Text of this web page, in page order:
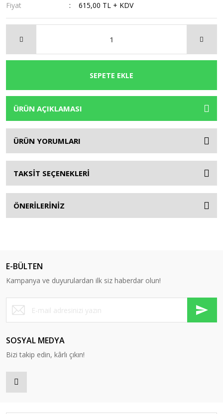
Fiyat
615,00 TL + KDV
SEPETE EKLE
ÜRÜN AÇIKLAMASI
ÜRÜN YORUMLARI
TAKSİT SEÇENEKLERİ
ÖNERİLERİNİZ
E-BÜLTEN
Kampanya ve duyurulardan ilk siz haberdar olun!
SOSYAL MEDYA
Bizi takip edin, kârlı çıkın!